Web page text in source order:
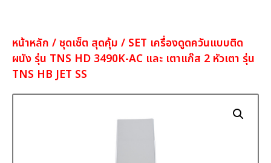
หน้าหลัก /ชุดเซ็ต สุดคุ้ม / SET เครื่องดูดควันแบบติด
ผนัง รุ่น TNS HD 3490K-AC และ เตาแก๊ส 2 หัวเตา รุ่น
TNS HB JET SS